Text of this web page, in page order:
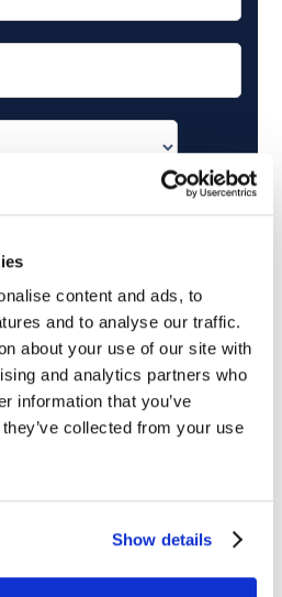
content and ads, to
and to analyse our traffic.
about your use of our site with
and analytics partners who
information that you’ve
collected from your use
Show details
nel mondo del lavoro
sulla lingua inglese
ai 16 anni, dichiaro di acconsentire
personali in conformità
marchio MyES
sempre solo corsi online